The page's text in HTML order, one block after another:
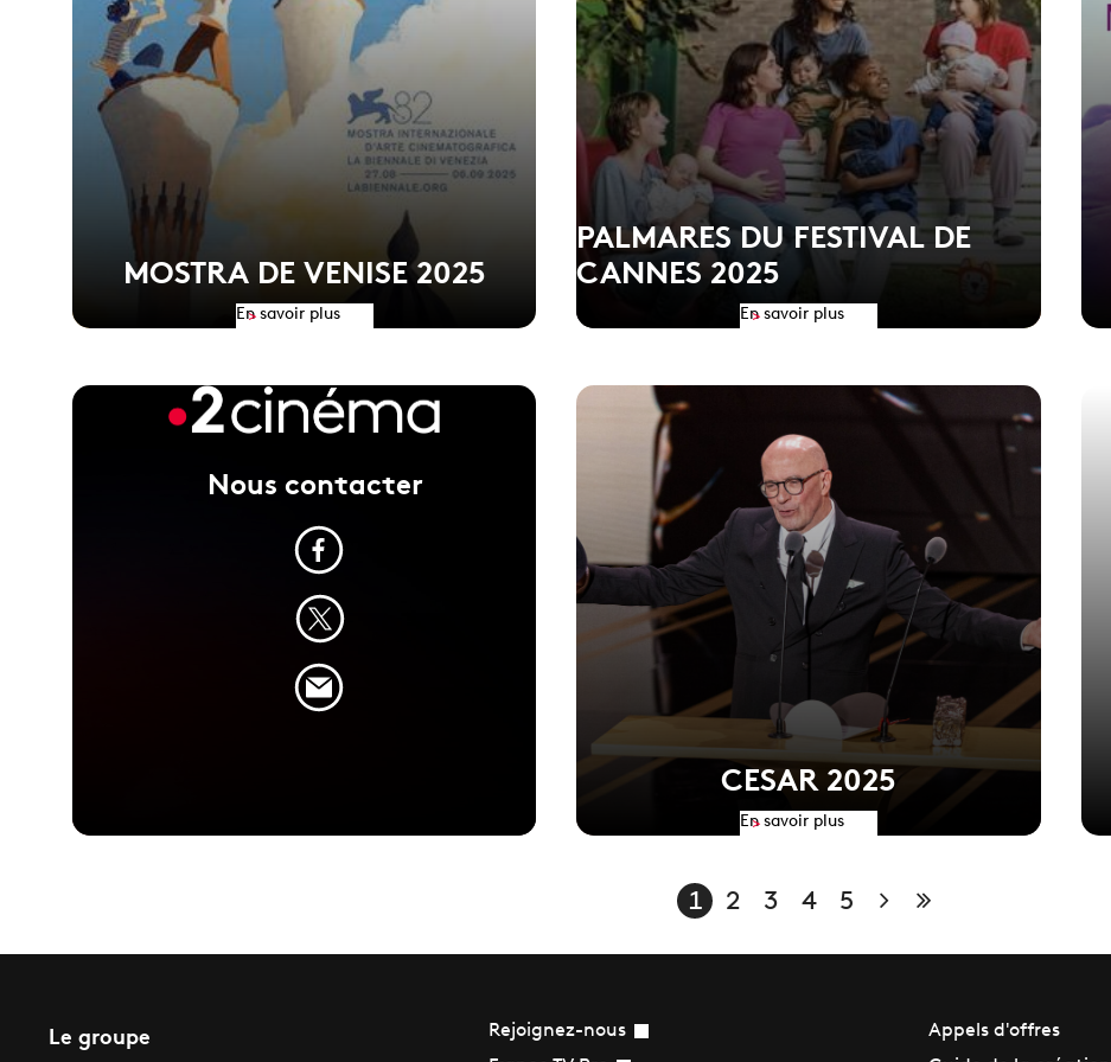
MOSTRA DE VENISE 2025
A PIED D'OEUVRE de Valérie Donzelli obtient Le
>
En savoir plus
PALMARES DU FESTIVAL DE
CANNES 2025
>
En savoir plus
Nous contacter
CESAR 2025
>
En savoir plus
1 2 3 4 5 Page suivante
Dernière page
Le groupe
Rejoignez-nous
Appels d'offres